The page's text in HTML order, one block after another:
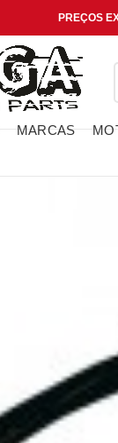
PREÇOS
MARCAS